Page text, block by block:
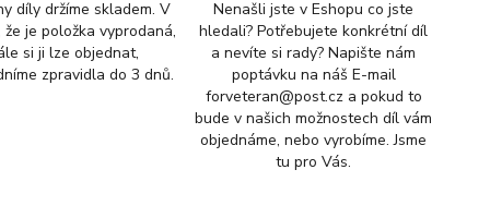
díly držíme skladem. V
že je položka vyprodaná,
si ji lze objednat,
zpravidla do 3 dnů.
Nenašli jste v Eshopu co jste
hledali? Potřebujete konkrétní díl
a nevíte si rady? Napište nám
poptávku na náš E-mail
forveteran@post.cz a pokud to
bude v našich možnostech díl vám
objednáme, nebo vyrobíme. Jsme
tu pro Vás.